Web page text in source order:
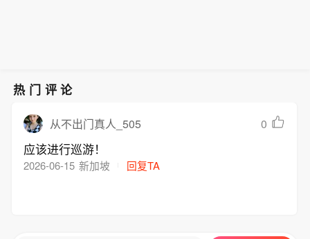
热门评论
从不出门真人_505 0
应该进行巡游！
2026-06-15 新加坡 回复TA